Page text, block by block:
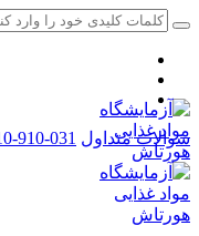
سوالات متداول 031-910-910-02